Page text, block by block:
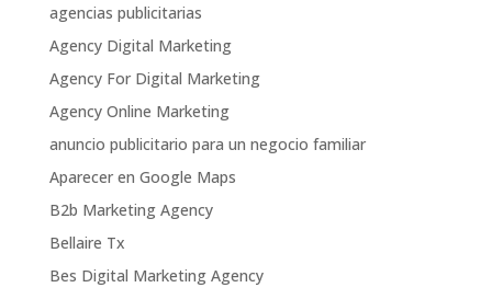
agencias publicitarias
Agency Digital Marketing
Agency For Digital Marketing
Agency Online Marketing
anuncio publicitario para un negocio familiar
Aparecer en Google Maps
B2b Marketing Agency
Bellaire Tx
Bes Digital Marketing Agency